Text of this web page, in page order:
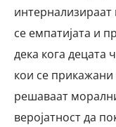
се емпатијата и
дека кога децата
кои се
решаваат
веројатност да